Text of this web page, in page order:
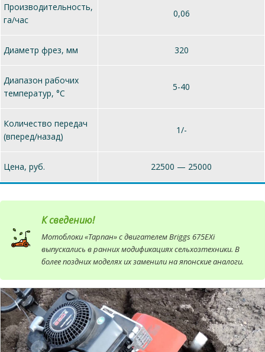
Производительность,
га/час
0,06
Диаметр фрез, мм 320
Диапазон рабочих
температур, °C
5-40
Количество передач
(вперед/назад)
1/-
Цена, руб. 22500 — 25000
К сведению!
Мотоблоки «Тарпан» с двигателем Briggs 675EXi
выпускались в ранних модификациях сельхозтехники. В
более поздних моделях их заменили на японские аналоги.